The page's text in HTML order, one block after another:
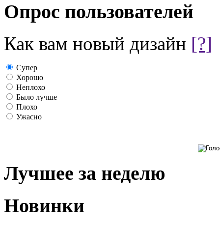
Опрос пользователей
Как вам новый дизайн [?]
Супер
Хорошо
Неплохо
Было лучше
Плохо
Ужасно
Лучшее за неделю
Новинки